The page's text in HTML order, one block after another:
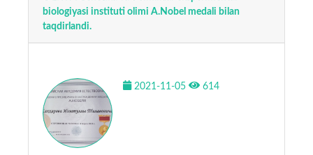
biologiyasi instituti olimi A.Nobel medali bilan
taqdirlandi.
2021-11-05 614